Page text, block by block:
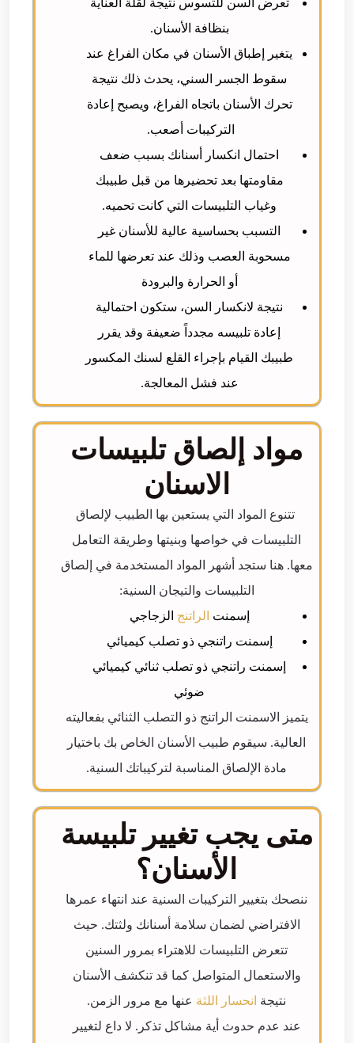
بنظافة الأسنان.
يتغير إطباق الأسنان في مكان الفراغ عند
سقوط الجسر السني، يحدث ذلك نتيجة
تحرك الأسنان باتجاه الفراغ، ويصبح إعادة
التركيبات أصعب.
حتمال انكسار أسنانك بسبب ضعف
مقاومتها بعد تحضيرها من قبل طبيبك
وغياب التلبيسات التي كانت تحميه.
التسبب بحساسية عالية للأسنان غير
مسحوبة العصب وذلك عند تعرضها للماء
أو الحرارة والبرودة
نتيجة لانكسار السن، ستكون احتمالية
إعادة تلبيسه مجدداً ضعيفة وقد يقرر
طبيبك القيام بإجراء القلع لسنك المكسور
عند فشل المعالجة.
مواد إلصاق تلبيسات
الاسنان
تتنوع المواد التي يستعين بها الطبيب لإلصاق
التلبيسات في خواصها وبنيتها وطريقة التعامل
معها. هنا ستجد أشهر المواد المستخدمة في إلصاق
التلبيسات والتيجان السنية:
إسمنت الراتنج الزجاجي
إسمنت راتنجي ذو تصلب كيميائي
إسمنت راتنجي ذو تصلب ثنائي كيميائي
ضوئي
يتميز الاسمنت الراتنج ذو التصلب الثنائي بفعاليته
العالية. سيقوم طبيب الأسنان الخاص بك باختيار
مادة الإلصاق المناسبة لتركيباتك السنية.
متى يجب تغيير تلبيسة
الأسنان؟
ننصحك بتغيير التركيبات السنية عند انتهاء عمرها
الافتراضي لضمان سلامة أسنانك ولثتك. حيث
تتعرض التلبيسات للاهتراء بمرور السنين
والاستعمال المتواصل كما قد تنكشف الأسنان
نتيجة انحسار اللثة عنها مع مرور الزمن.
عند عدم حدوث أية مشاكل تذكر. لا داع لتغيير